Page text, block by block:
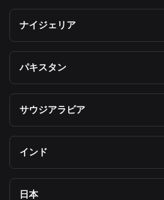
ナイジェリア
パキスタン
サウジアラビア
インド
日本